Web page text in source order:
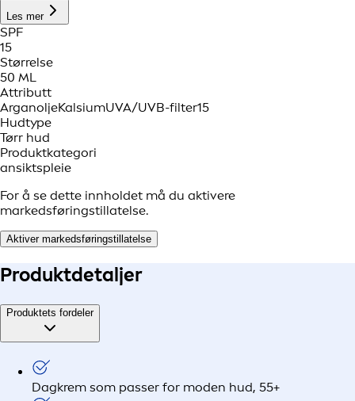
Les mer
SPF
15
Størrelse
50 ML
Attributt
ArganoljeKalsiumUVA/UVB-filter15
Hudtype
Tørr hud
Produktkategori
ansiktspleie
For å se dette innholdet må du aktivere
markedsføringstillatelse.
Aktiver markedsføringstillatelse
Produktdetaljer
Produktets fordeler
Dagkrem som passer for moden hud, 55+